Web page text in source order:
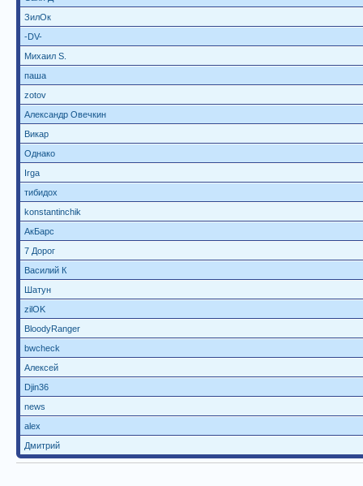
ЗилОк
-DV-
Михаил S.
паша
zotov
Александр Овечкин
Викар
Однако
Irga
тибидох
konstantinchik
АкБарс
7 Дорог
Василий К
Шатун
zilOK
BloodyRanger
bwcheck
Алексей
Djin36
news
alex
Дмитрий